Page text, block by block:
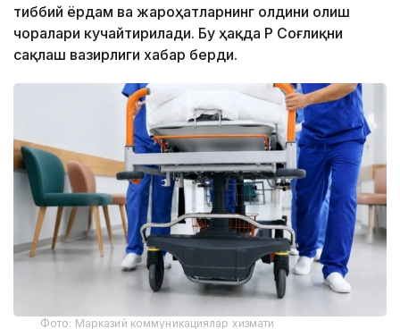
тиббий ёрдам ва жароҳатларнинг олдини олиш
чоралари кучайтирилади. Бу ҳақда ҚР Соғлиқни
сақлаш вазирлиги хабар берди.
Фото: Марказий коммуникациялар хизмати